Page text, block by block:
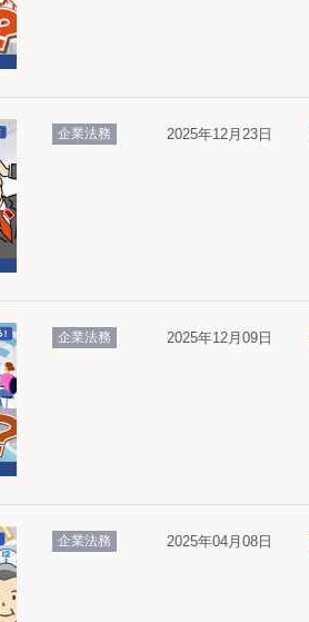
企業法務 2025年12月23日
企業法務 2025年12月09日
企業法務 2025年04月08日